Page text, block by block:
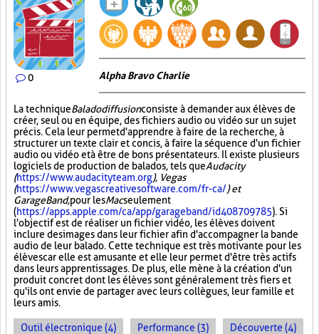
0 Alpha Bravo Charlie
La techniqueBaladodiffusionconsiste à demander aux élèves de
créer, seul ou en équipe, des fichiers audio ou vidéo sur un sujet
précis. Cela leur permet d'apprendre à faire de la recherche, à
structurer un texte clair et concis, à faire la séquence d'un fichier
audio ou vidéo et à être de bons présentateurs. Il existe plusieurs
logiciels de production de balados, tels queAudacity
(https://www.audacityteam.org), Vegas
(https://www.vegascreativesoftware.com/fr-ca/) et
GarageBand,pour lesMacseulement
(https://apps.apple.com/ca/app/garageband/id408709785). Si
l'objectif est de réaliser un fichier vidéo, les élèves doivent
inclure des images dans leur fichier afin d'accompagner la bande
audio de leur balado. Cette technique est très motivante pour les
élèves car elle est amusante et elle leur permet d'être très actifs
dans leurs apprentissages. De plus, elle mène à la création d'un
produit concret dont les élèves sont généralement très fiers et
qu'ils ont envie de partager avec leurs collègues, leur famille et
leurs amis.
Outil électronique (4) Performance (3) Découverte (4)